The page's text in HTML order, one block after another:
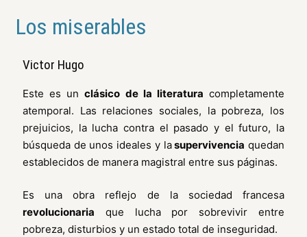
Los miserables
Victor Hugo
Este es unclásico de la literatura completamente
atemporal. Las relaciones sociales, la pobreza, los
prejuicios, la lucha contra el pasado y el futuro, la
búsqueda de unos ideales y lasupervivencia quedan
establecidos de manera magistral entre sus páginas.
Es una obra reflejo de la sociedad francesa
revolucionaria que lucha por sobrevivir entre
pobreza, disturbios y un estado total de inseguridad.